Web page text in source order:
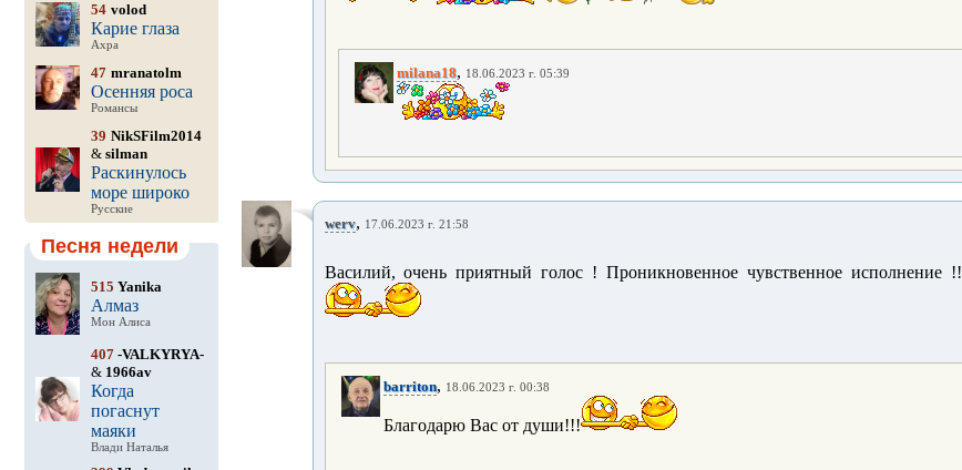
54 volod
Карие глаза
Ахра
47 mranatolm
Осенняя роса
Романсы
39 NikSFilm2014
& silman
Раскинулось
море широко
Русские
Песня недели
515 Yanika
Алмаз
Мон Алиса
407-VALKYRYA-
& 1966av
Когда
погаснут
маяки
Влади Наталья
milana18, 18.06.2023 г. 05:39
werv, 17.06.2023 г. 21:58
Василий, очень приятный голос ! Проникновенное чувственное исполнение !!
barriton, 18.06.2023 г. 00:38
Благодарю Вас от души!!!